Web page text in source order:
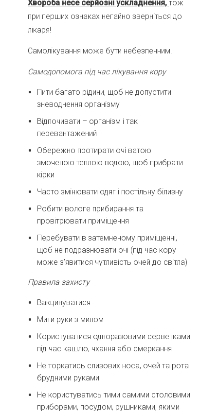
Хвороба несе серйозні ускладнення, тож
при перших ознаках негайно зверніться до
лікаря!
Самолікування може бути небезпечним.
Самодопомога під час лікування кору
Пити багато рідини, щоб не допустити
зневоднення організму
Відпочивати – організм і так
перевантажений
Обережно протирати очі ватою
змоченою теплою водою, щоб прибрати
кірки
Часто змінювати одяг і постільну білизну
Робити вологе прибирання та
провітрювати приміщення
Перебувати в затемненому приміщенні,
щоб не подразнювати очі (під час кору
може з’явитися чутливість очей до світла)
Правила захисту
Вакцинуватися
Мити руки з милом
Користуватися одноразовими серветками
під час кашлю, чхання або смеркання
Не торкатись слизових носа, очей та рота
брудними руками
Не користуватись тими самими столовими
приборами, посудом, рушниками, якими